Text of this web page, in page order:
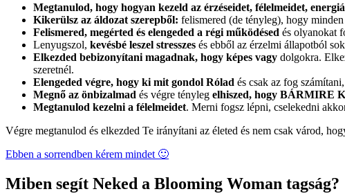
Megtanulod, hogy hogyan kezeld az érzéseidet, félelmeidet,
Kikerülsz az áldozat szerepből: felismered (de tényleg), hogy
Felismered, megérted és elengeded a régi működésed és olyanokat
Lenyugszol, kevésbé leszel stresszes és ebből az érzelmi állapotból
Elkezded bebizonyítani magadnak, hogy képes vagy dolgokra.
szeretnél.
Elengeded végre, hogy ki mit gondol Rólad és csak az fog
Megnő az önbizalmad és végre tényleg elhiszed, hogy BÁRMIRE
Megtanulod kezelni a félelmeidet. Merni fogsz lépni, cselekedni
Végre megtanulod és elkezded Te irányítani az életed és nem csak várod,
Ebben a sorrendben kérem mindet 🙂
Miben segít Neked a Blooming Woman tagság?